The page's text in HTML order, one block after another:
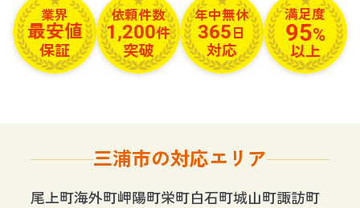
業界
最安値
保証
依頼件数
1,200件
突破
年中無休
365 日
対応
満足度
95%
以上
三浦市の対応エリア
尾上町海外町岬陽町栄町白石町城山町諏訪町